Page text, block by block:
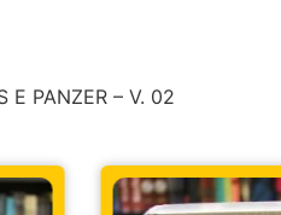
E PANZER – V. 02